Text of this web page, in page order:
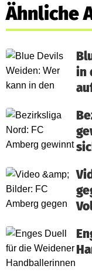
Ähnliche
in